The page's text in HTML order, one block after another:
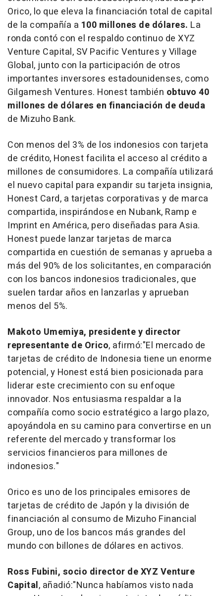
Orico, lo que eleva la financiación total de capital
de la compañía a 100 millones de dólares. La
ronda contó con el respaldo continuo de XYZ
Venture Capital, SV Pacific Ventures y Village
Global, junto con la participación de otros
importantes inversores estadounidenses, como
Gilgamesh Ventures. Honest también obtuvo 40
millones de dólares en financiación de deuda
de Mizuho Bank.
Con menos del 3% de los indonesios con tarjeta
de crédito, Honest facilita el acceso al crédito a
millones de consumidores. La compañía utilizará
el nuevo capital para expandir su tarjeta insignia,
Honest Card, a tarjetas corporativas y de marca
compartida, inspirándose en Nubank, Ramp e
Imprint en América, pero diseñadas para Asia.
Honest puede lanzar tarjetas de marca
compartida en cuestión de semanas y aprueba a
más del 90% de los solicitantes, en comparación
con los bancos indonesios tradicionales, que
suelen tardar años en lanzarlas y aprueban
menos del 5%.
Makoto Umemiya, presidente y director
representante de Orico, afirmó:"El mercado de
tarjetas de crédito de Indonesia tiene un enorme
potencial, y Honest está bien posicionada para
liderar este crecimiento con su enfoque
innovador. Nos entusiasma respaldar a la
compañía como socio estratégico a largo plazo,
apoyándola en su camino para convertirse en un
referente del mercado y transformar los
servicios financieros para millones de
indonesios."
Orico es uno de los principales emisores de
tarjetas de crédito de Japón y la división de
financiación al consumo de Mizuho Financial
Group, uno de los bancos más grandes del
mundo con billones de dólares en activos.
Ross Fubini, socio director de XYZ Venture
Capital, añadió:"Nunca habíamos visto nada